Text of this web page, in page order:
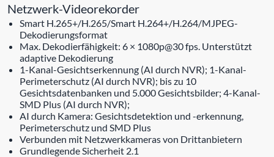
Netzwerk-Videorekorder
Smart H.265+/H.265/Smart H.264+/H.264/MJPEG-
Dekodierungsformat
Max. Dekodierfähigkeit: 6 × 1080p@30 fps. Unterstützt
adaptive Dekodierung
1-Kanal-Gesichtserkennung (AI durch NVR); 1-Kanal-
Perimeterschutz (AI durch NVR); bis zu 10
Gesichtsdatenbanken und 5.000 Gesichtsbilder; 4-Kanal-
SMD Plus (AI durch NVR);
AI durch Kamera: Gesichtsdetektion und -erkennung,
Perimeterschutz und SMD Plus
Verbunden mit Netzwerkkameras von Drittanbietern
Grundlegende Sicherheit 2.1